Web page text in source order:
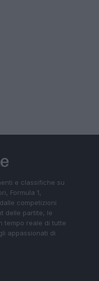
e classifiche su
Formula 1,
competizioni
delle partite, le
tempo reale di tutte
appassionati di